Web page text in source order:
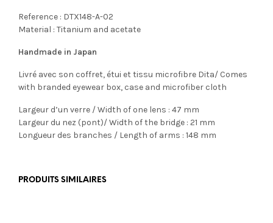
Reference : DTX148-A-02
Material : Titanium and acetate
Handmade in Japan
Livré avec son coffret, étui et tissu microfibre Dita/ Comes
with branded eyewear box, case and microfiber cloth
Largeur d’un verre / Width of one lens : 47 mm
Largeur du nez (pont)/ Width of the bridge : 21 mm
Longueur des branches / Length of arms : 148 mm
PRODUITS SIMILAIRES